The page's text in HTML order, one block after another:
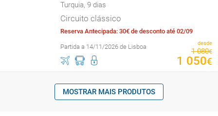
Turquia, 9 dias
Circuito clássico
Reserva Antecipada: 30€ de desconto até 02/09
Partida a 14/11/2026 de Lisboa desde
1 080€
1 050€
MOSTRAR MAIS PRODUTOS